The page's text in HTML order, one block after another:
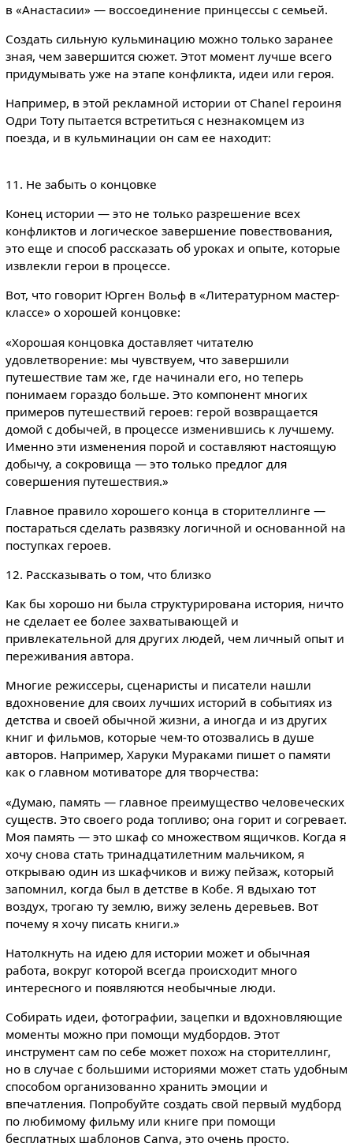
в «Анастасии» — воссоединение принцессы с семьей.
Создать сильную кульминацию можно только заранее
зная, чем завершится сюжет. Этот момент лучше всего
придумывать уже на этапе конфликта, идеи или героя.
Например, в этой рекламной истории от Chanel героиня
Одри Тоту пытается встретиться с незнакомцем из
поезда, и в кульминации он сам ее находит:
11. Не забыть о концовке
Конец истории — это не только разрешение всех
конфликтов и логическое завершение повествования,
это еще и способ рассказать об уроках и опыте, которые
извлекли герои в процессе.
Вот, что говорит Юрген Вольф в «Литературном мастер-
классе» о хорошей концовке:
«Хорошая концовка доставляет читателю
удовлетворение: мы чувствуем, что завершили
путешествие там же, где начинали его, но теперь
понимаем гораздо больше. Это компонент многих
примеров путешествий героев: герой возвращается
домой с добычей, в процессе изменившись к лучшему.
Именно эти изменения порой и составляют настоящую
добычу, а сокровища — это только предлог для
совершения путешествия.»
Главное правило хорошего конца в сторителлинге —
постараться сделать развязку логичной и основанной на
поступках героев.
12. Рассказывать о том, что близко
Как бы хорошо ни была структурирована история, ничто
не сделает ее более захватывающей и
привлекательной для других людей, чем личный опыт и
переживания автора.
Многие режиссеры, сценаристы и писатели нашли
вдохновение для своих лучших историй в событиях из
детства и своей обычной жизни, а иногда и из других
книг и фильмов, которые чем-то отозвались в душе
авторов. Например, Харуки Мураками пишет о памяти
как о главном мотиваторе для творчества:
«Думаю, память — главное преимущество человеческих
существ. Это своего рода топливо; она горит и согревает.
Моя память — это шкаф со множеством ящичков. Когда я
хочу снова стать тринадцатилетним мальчиком, я
открываю один из шкафчиков и вижу пейзаж, который
запомнил, когда был в детстве в Кобе. Я вдыхаю тот
воздух, трогаю ту землю, вижу зелень деревьев. Вот
почему я хочу писать книги.»
Натолкнуть на идею для истории может и обычная
работа, вокруг которой всегда происходит много
интересного и появляются необычные люди.
Собирать идеи, фотографии, зацепки и вдохновляющие
моменты можно при помощи мудбордов. Этот
инструмент сам по себе может похож на сторителлинг,
но в случае с большими историями может стать удобным
способом организованно хранить эмоции и
впечатления. Попробуйте создать свой первый мудборд
по любимому фильму или книге при помощи
бесплатных шаблонов Canva, это очень просто.